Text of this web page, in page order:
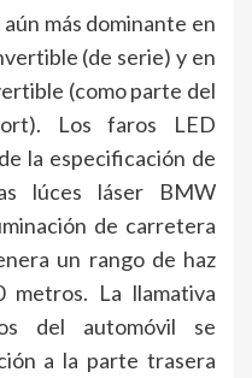
más dominante en
(de serie) y en
(como parte del
Los faros LED
la especificación de
lúces láser BMW
de carretera
un rango de haz
La llamativa
del automóvil se
a la parte trasera